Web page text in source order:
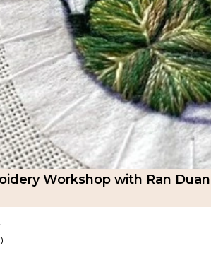
Workshop with Ran